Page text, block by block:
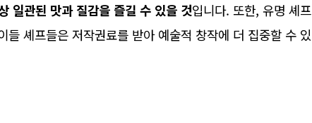
일관된 맛과 질감을 즐길 수 있을 것입니다. 또한, 유명 셰프
들 셰프들은 저작권료를 받아 예술적 창작에 더 집중할 수 있